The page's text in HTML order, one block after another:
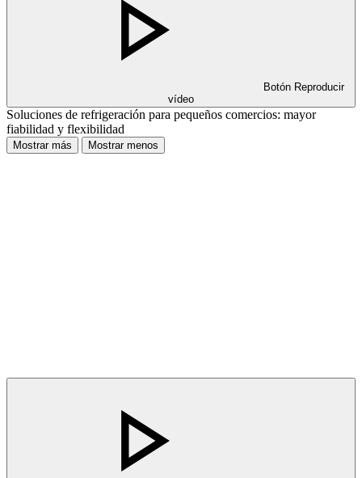
Botón Reproducir
vídeo
Soluciones de refrigeración para pequeños comercios: mayor
fiabilidad y flexibilidad
Mostrar más Mostrar menos